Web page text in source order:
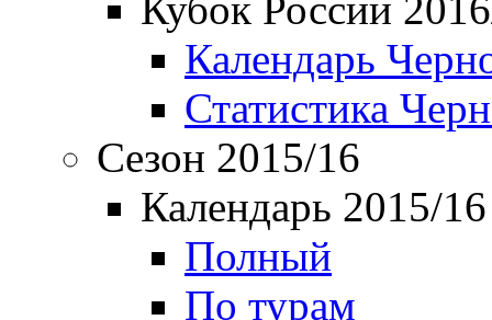
Календарь
Статистика
Сезон 2015/16
Календарь 2015/16
Полный
По турам